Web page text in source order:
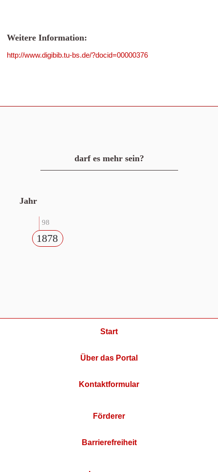
Weitere Information:
http://www.digibib.tu-bs.de/?docid=00000376
darf es mehr sein?
Jahr
98
1878
Start
Über das Portal
Kontaktformular
Förderer
Barrierefreiheit